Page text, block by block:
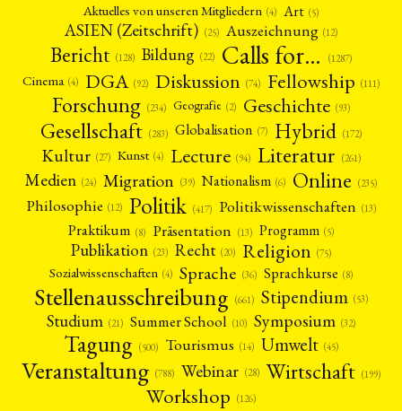
Aktuelles von unseren Mitgliedern (4) Art (5)
ASIEN (Zeitschrift) (25) Auszeichnung (12)
Bericht (128) Bildung (22) Calls for… (1287)
Cinema (4) DGA (92) Diskussion (74) Fellowship (111)
Forschung (234) Geografie (2) Geschichte (93)
Gesellschaft (283) Globalisation (7) Hybrid (172)
Kultur (27) Kunst (4) Lecture (94) Literatur (261)
Medien (24) Migration (39) Nationalism (6) Online (235)
Philosophie (12) Politik (417) Politikwissenschaften (13)
Praktikum (8) Präsentation (13) Programm (5)
Publikation (23) Recht (20) Religion (75)
Sozialwissenschaften (4) Sprache (36) Sprachkurse (8)
Stellenausschreibung (661) Stipendium (53)
Studium (21) Summer School (10) Symposium (32)
Tagung (500) Tourismus (14) Umwelt (45)
Veranstaltung (788) Webinar (28) Wirtschaft (199)
Workshop (126)